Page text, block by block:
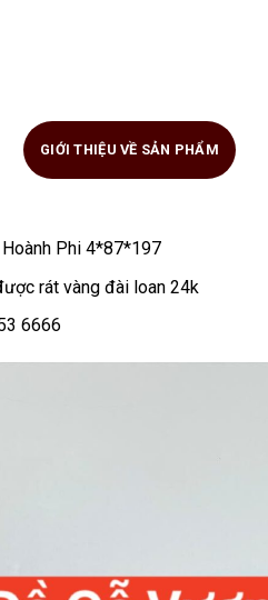
GIỚI THIỆU VỀ SẢN PHẨM
Phi 4*87*197
rát vàng đài loan 24k
6666